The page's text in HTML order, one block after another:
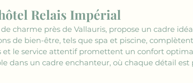
Relais Impérial
charme près de Vallauris, propose un cadre
de bien-être, tels que spa et piscine,
et le service attentif promettent un confort
dans un cadre enchanteur, où chaque détail